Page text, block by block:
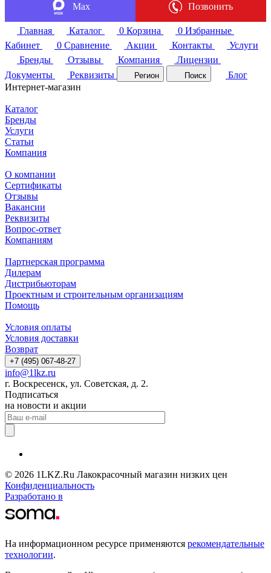
Max Позвонить
Главная Каталог 0 Корзина 0 Избранные
Кабинет
0 Сравнение Акции Контакты
Услуги
Бренды
Отзывы Компания
Лицензии
Документы
Реквизиты Регион Поиск
Блог
Интернет-магазин
Каталог
Бренды
Услуги
Статьи
Компания
О компании
Сертификаты
Отзывы
Вакансии
Реквизиты
Вопрос-ответ
Компаниям
Партнерская программа
Дилерам
Дистрибьюторам
Проектным и строительным организациям
Помощь
Условия оплаты
Условия доставки
Возврат
+7 (495) 067-48-27
info@1lkz.ru
г. Воскресенск, ул. Советская, д. 2.
Подписаться
на новости и акции
© 2026 1LKZ.Ru Лакокрасочный магазин низких цен
Конфиденциальность
Разработано в
На информационном ресурсе применяются рекомендательные
технологии.